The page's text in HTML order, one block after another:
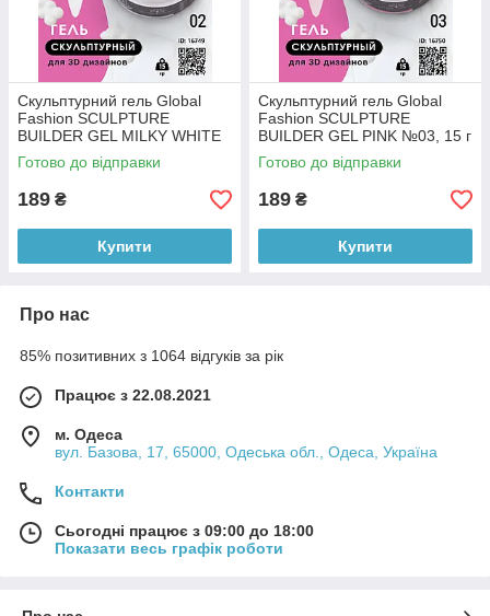
Скульптурний гель Global
Fashion SCULPTURE
BUILDER GEL MILKY WHITE
№02, 15 г
Готово до відправки
189 ₴
Купити
Скульптурний гель Global
Fashion SCULPTURE
BUILDER GEL PINK №03, 15 г
Готово до відправки
189 ₴
Купити
Про нас
85% позитивних з 1064 відгуків за рік
Працює з 22.08.2021
м. Одеса
вул. Базова, 17, 65000, Одеська обл., Одеса, Україна
Контакти
Сьогодні працює з 09:00 до 18:00
Показати весь графік роботи